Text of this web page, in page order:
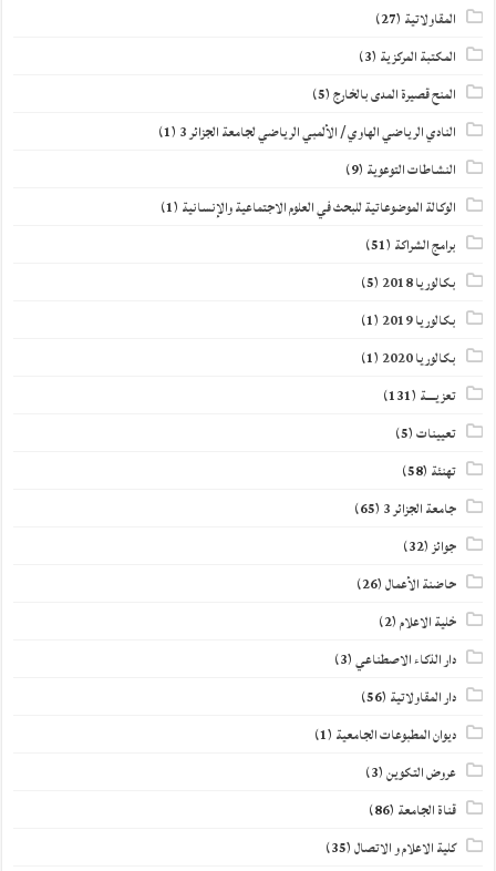
المقاولاتية (27)
المكتبة المركزية (3)
المنح قصيرة المدى بالخارج(5)
النادي الرياضي الهاوي / الألمبي الرياضي لجامعة الجزائر 3 (1)
النشاطات التوعوية (9)
الوكالة الموضوعاتية للبحث في العلوم الاجتماعية والإنسانية (1)
برامج الشراكة (51)
بكالوريا 2018
(5)
بكالوريا 2019
(1)
بكالوريا 2020
(1)
تعزيــــة (131)
تعيينات(5)
تهنئة (58)
جامعة الجزائر 3 (65)
جوائز(32)
حاضنة الأعمال(26)
خلية الاعلام(2)
دار الذكاء الاصطناعي(3)
دار المقاولاتية (56)
ديوان المطبوعات الجامعية (1)
عروض التكوين(3)
قناة الجامعة (86)
كلية الاعلام و الاتصال(35)